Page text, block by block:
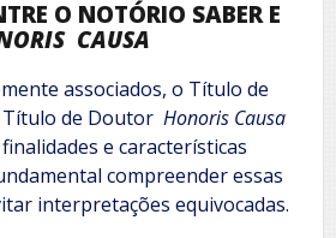
O NOTÓRIO SABER E
CAUSA
associados, o Título de
de Doutor Honoris Causa
e características
compreender essas
interpretações equivocadas.